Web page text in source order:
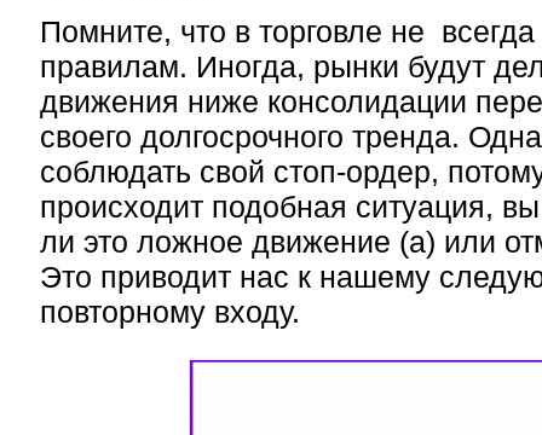
Помните, что в торговле не
правилам. Иногда, рынки будут
движения ниже консолидации
своего долгосрочного тренда.
соблюдать свой стоп-ордер,
происходит подобная ситуация,
ли это ложное движение (a) или
Это приводит нас к нашему
повторному входу.